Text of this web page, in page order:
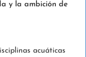
y la ambición de
acuáticas